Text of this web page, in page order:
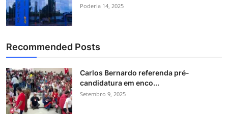
Poderia 14, 2025
Recommended Posts
Carlos Bernardo referenda pré-
candidatura em enco...
Setembro 9, 2025